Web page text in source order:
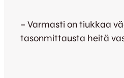
– Varmasti on tiukkaa
tasonmittausta heitä